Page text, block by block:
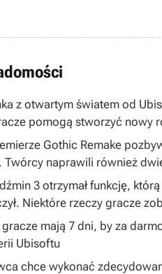
z otwartym światem od
pomogą stworzyć nowy
Gothic Remake
Twórcy naprawili również
3 otrzymał funkcję,
Niektóre rzeczy gracze
gracze mają 7 dni, by za
Ubisoftu
chce wykonać